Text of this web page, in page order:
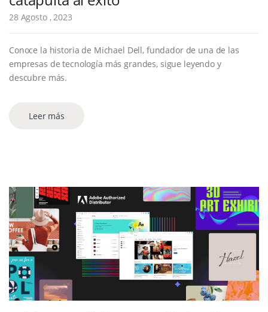
28 Agosto , 2023
Conoce la historia de Michael Dell, fundador de una de las
empresas de tecnología más grandes, sigue leyendo y
descubre más.
Leer más